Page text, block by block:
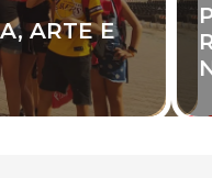
RELAX E